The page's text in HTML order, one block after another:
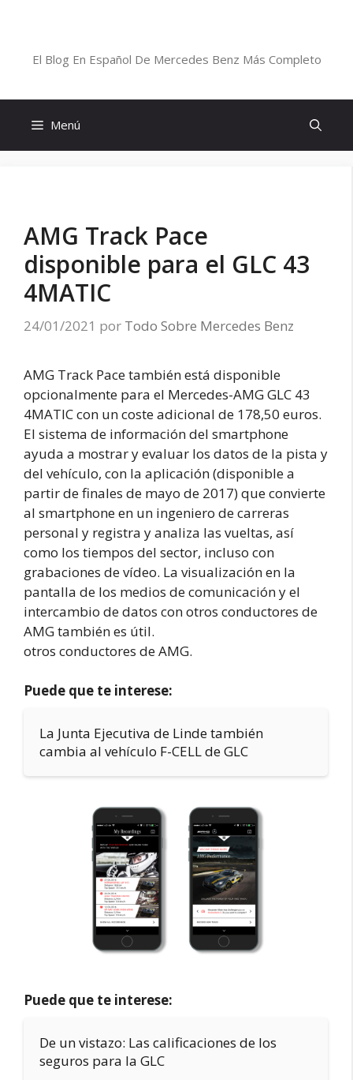
El Blog En Español De Mercedes Benz Más Completo
Menú
AMG Track Pace
disponible para el GLC 43
4MATIC
24/01/2021 por Todo Sobre Mercedes Benz
AMG Track Pace también está disponible
opcionalmente para el Mercedes-AMG GLC 43
4MATIC con un coste adicional de 178,50 euros.
El sistema de información del smartphone
ayuda a mostrar y evaluar los datos de la pista y
del vehículo, con la aplicación (disponible a
partir de finales de mayo de 2017) que convierte
al smartphone en un ingeniero de carreras
personal y registra y analiza las vueltas, así
como los tiempos del sector, incluso con
grabaciones de vídeo. La visualización en la
pantalla de los medios de comunicación y el
intercambio de datos con otros conductores de
AMG también es útil.
otros conductores de AMG.
Puede que te interese:
La Junta Ejecutiva de Linde también
cambia al vehículo F-CELL de GLC
Puede que te interese:
De un vistazo: Las calificaciones de los
seguros para la GLC